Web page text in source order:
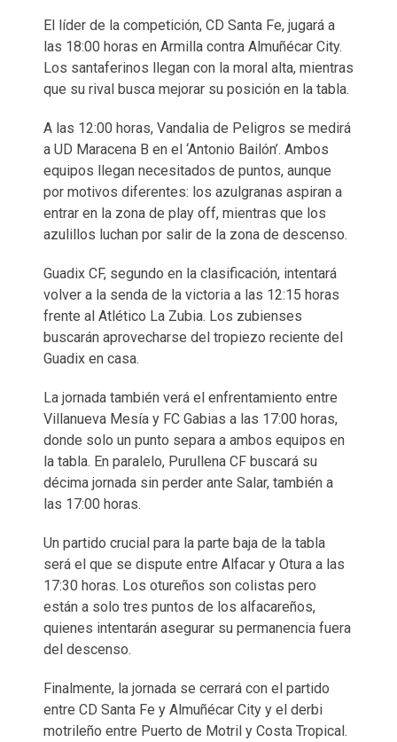
El líder de la competición, CD Santa Fe, jugará a
las 18:00 horas en Armilla contra Almuñécar City.
Los santaferinos llegan con la moral alta, mientras
que su rival busca mejorar su posición en la tabla.
A las 12:00 horas, Vandalia de Peligros se medirá
a UD Maracena B en el ‘Antonio Bailón’. Ambos
equipos llegan necesitados de puntos, aunque
por motivos diferentes: los azulgranas aspiran a
entrar en la zona de play off, mientras que los
azulillos luchan por salir de la zona de descenso.
Guadix CF, segundo en la clasificación, intentará
volver a la senda de la victoria a las 12:15 horas
frente al Atlético La Zubia. Los zubienses
buscarán aprovecharse del tropiezo reciente del
Guadix en casa.
La jornada también verá el enfrentamiento entre
Villanueva Mesía y FC Gabias a las 17:00 horas,
donde solo un punto separa a ambos equipos en
la tabla. En paralelo, Purullena CF buscará su
décima jornada sin perder ante Salar, también a
las 17:00 horas.
Un partido crucial para la parte baja de la tabla
será el que se dispute entre Alfacar y Otura a las
17:30 horas. Los otureños son colistas pero
están a solo tres puntos de los alfacareños,
quienes intentarán asegurar su permanencia fuera
del descenso.
Finalmente, la jornada se cerrará con el partido
entre CD Santa Fe y Almuñécar City y el derbi
motrileño entre Puerto de Motril y Costa Tropical.